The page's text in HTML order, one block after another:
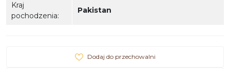
Kraj
pochodzenia:
Pakistan
Dodaj do przechowalni